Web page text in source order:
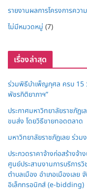
รายงานผลการโครงการควา
ไม่มีหมวดหมู่ (7)
เรื่องล่าสุด
ร่วมพิธีบำเพ็ญกุศล ครบ 15
พัชรกิติยาภาฯ”
ประกาศมหาวิทยาลัยราชภัฏ
ขนส่ง โดยวิธีขายทอดตลาด
มหาวิทยาลัยราชภัฏเลย ร่ว
ประกวดราคาจ้างก่อสร้างจ้
ศูนย์ประสานงานการบริการ
ตำบลเมือง อำเภอเมืองเลย
อิเล็กทรอนิกส์ (e-bidding)